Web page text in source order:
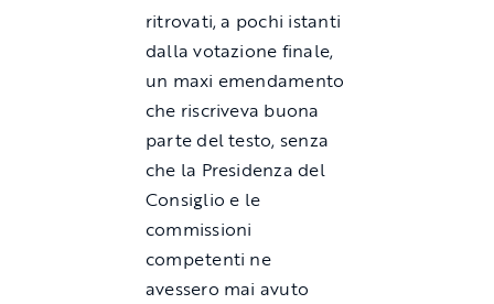
ritrovati, a pochi istanti
dalla votazione finale,
un maxi emendamento
che riscriveva buona
parte del testo, senza
che la Presidenza del
Consiglio e le
commissioni
competenti ne
avessero mai avuto